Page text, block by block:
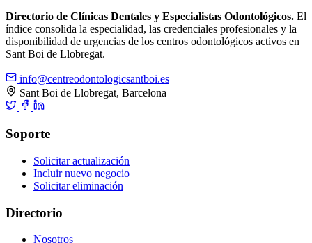
Directorio de Clínicas Dentales y Especialistas Odontológicos. El
índice consolida la especialidad, las credenciales profesionales y la
disponibilidad de urgencias de los centros odontológicos activos en
Sant Boi de Llobregat.
info@centreodontologicsantboi.es
Sant Boi de Llobregat, Barcelona
Soporte
Solicitar actualización
Incluir nuevo negocio
Solicitar eliminación
Directorio
Nosotros